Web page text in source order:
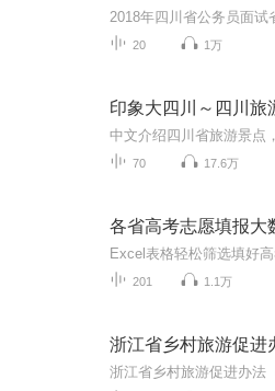
20 1万
印象大四川～四川旅
70 17.6万
各省高考志愿填报大
Excel表格轻松筛选填好
201 1.1万
浙江省乡村旅游促进